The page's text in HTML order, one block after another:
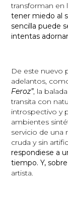
transforman en
tener miedo al
sencilla puede
intentas
De este nuevo
adelantos,
Feroz”, la balada
transita con
introspectivo y
ambientes
servicio de una
cruda y sin
respondiese a
tiempo. Y,
artista.